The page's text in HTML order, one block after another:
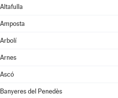
Altafulla
Amposta
Arbolí
Arnes
Ascó
Banyeres del Penedès